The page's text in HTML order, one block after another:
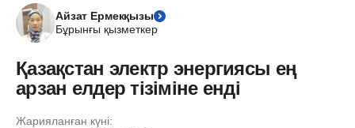
Айзат Ермекқызы
Бұрынғы қызметкер
Қазақстан электр энергиясы ең
арзан елдер тізіміне енді
Жарияланған күні: